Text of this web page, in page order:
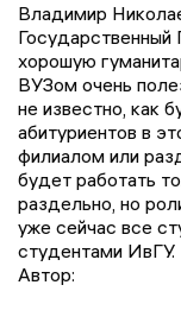
Владимир
Государственный
хорошую
ВУЗом очень
не известно, как
абитуриентов в
филиалом или
будет работать
раздельно, но
уже сейчас все
студентами ИвГУ.
Автор: